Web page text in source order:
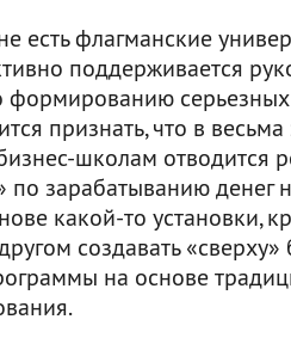
есть флагманские
поддерживается
формированию
признать, что в
школам отводится
по зарабатыванию денег
какой-то установки,
создавать
на основе